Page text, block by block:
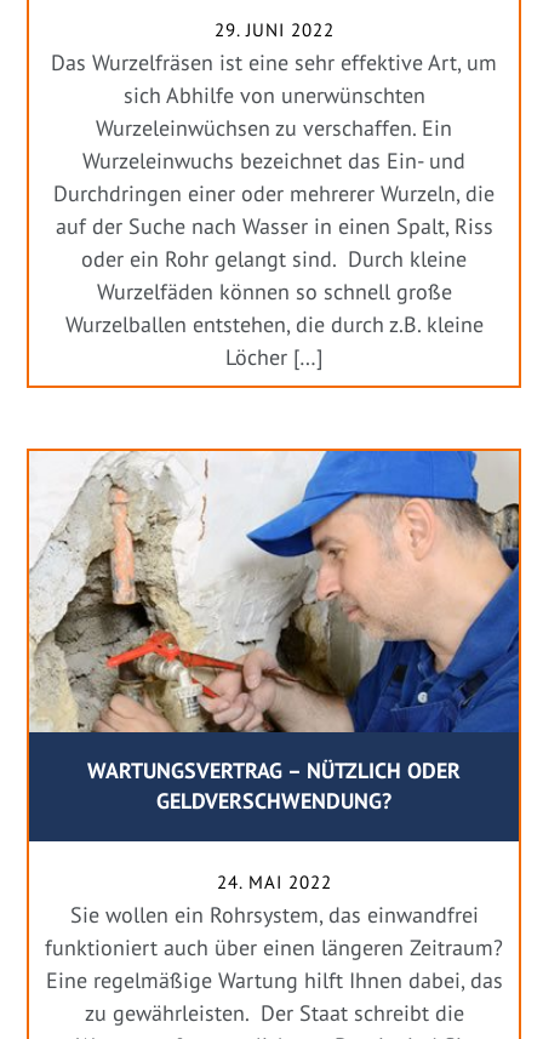
29. JUNI 2022
Das Wurzelfräsen ist eine sehr effektive Art, um
sich Abhilfe von unerwünschten
Wurzeleinwüchsen zu verschaffen. Ein
Wurzeleinwuchs bezeichnet das Ein- und
Durchdringen einer oder mehrerer Wurzeln, die
auf der Suche nach Wasser in einen Spalt, Riss
oder ein Rohr gelangt sind. Durch kleine
Wurzelfäden können so schnell große
Wurzelballen entstehen, die durch z.B. kleine
Löcher […]
WARTUNGSVERTRAG – NÜTZLICH ODER
GELDVERSCHWENDUNG?
24. MAI 2022
Sie wollen ein Rohrsystem, das einwandfrei
funktioniert auch über einen längeren Zeitraum?
Eine regelmäßige Wartung hilft Ihnen dabei, das
zu gewährleisten. Der Staat schreibt die